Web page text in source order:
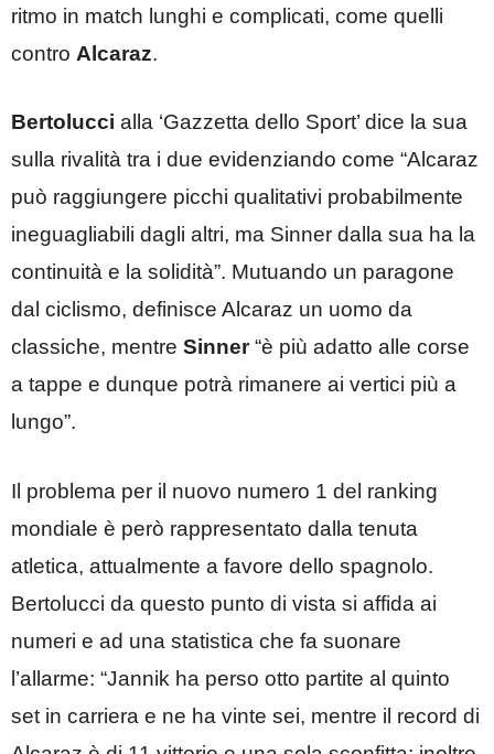
ritmo in match lunghi e complicati, come quelli
contro Alcaraz.
Bertolucci alla ‘Gazzetta dello Sport’ dice la sua
sulla rivalità tra i due evidenziando come “Alcaraz
può raggiungere picchi qualitativi probabilmente
ineguagliabili dagli altri, ma Sinner dalla sua ha la
continuità e la solidità”. Mutuando un paragone
dal ciclismo, definisce Alcaraz un uomo da
classiche, mentre Sinner“è più adatto alle corse
a tappe e dunque potrà rimanere ai vertici più a
lungo”.
Il problema per il nuovo numero 1 del ranking
mondiale è però rappresentato dalla tenuta
atletica, attualmente a favore dello spagnolo.
Bertolucci da questo punto di vista si affida ai
numeri e ad una statistica che fa suonare
l’allarme: “Jannik ha perso otto partite al quinto
set in carriera e ne ha vinte sei, mentre il record di